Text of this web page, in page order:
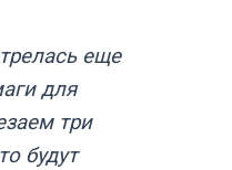
еще
для
три
будут